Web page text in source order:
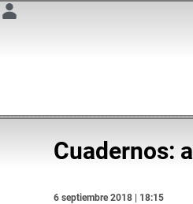
Cuadernos:
6 septiembre 2018 | 18:15